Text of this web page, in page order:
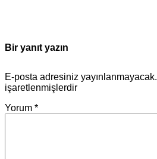
Bir yanıt yazın
E-posta adresiniz yayınlanmayacak.
işaretlenmişlerdir
Yorum *